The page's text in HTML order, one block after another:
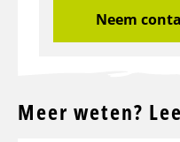
Neem
Meer weten?